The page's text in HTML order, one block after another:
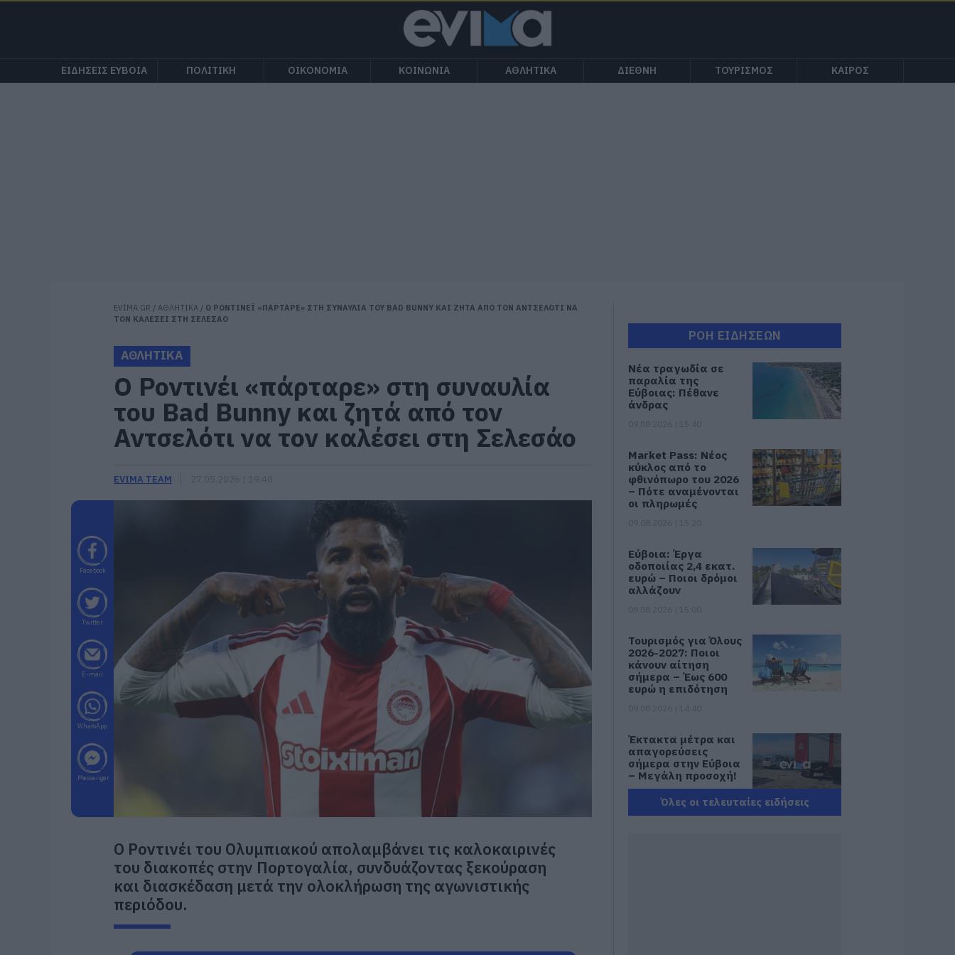
ΕΙΔΗΣΕΙΣ ΕΥΒΟΙΑ ΠΟΛΙΤΙΚΗ ΟΙΚΟΝΟΜΙΑ ΚΟΙΝΩΝΙΑ ΑΘΛΗΤΙΚΑ ΔΙΕΘΝΗ ΤΟΥΡΙΣΜΟΣ ΚΑΙΡΟΣ
EVIMA.GR / ΑΘΛΗΤΙΚΑ / Ο ΡΟΝΤΙΝΕΪ «ΠΑΡΤΑΡΕ» ΣΤΗ ΣΥΝΑΥΛΙΑ ΤΟΥ BAD BUNNY ΚΑΙ ΖΗΤΑ ΑΠΟ ΤΟΝ ΑΝΤΣΕΛΟΤΙ ΝΑ
ΤΟΝ ΚΑΛΕΣΕΙ ΣΤΗ ΣΕΛΕΣΑΟ
ΑΘΛΗΤΙΚΑ
Ο Ροντινέι «πάρταρε» στη συναυλία
του Bad Bunny και ζητά από τον
Αντσελότι να τον καλέσει στη Σελεσάο
EVIMA TEAM
Facebook
Twitter
E-mail
WhatsApp
Messenger
Ο Ροντινέι του Ολυμπιακού απολαμβάνει τις καλοκαιρινές
του διακοπές στην Πορτογαλία, συνδυάζοντας ξεκούραση
και διασκέδαση μετά την ολοκλήρωση της αγωνιστικής
περιόδου.
ΡΟΗ ΕΙΔΗΣΕΩΝ
Νέα τραγωδία σε
παραλία της
Εύβοιας: Πέθανε
άνδρας
Market Pass: Νέος
κύκλος από το
φθινόπωρο του 2026
– Πότε αναμένονται
οι πληρωμές
Εύβοια: Έργα
οδοποιίας 2,4 εκατ.
ευρώ – Ποιοι δρόμοι
αλλάζουν
Τουρισμός για Όλους
2026-2027: Ποιοι
κάνουν αίτηση
σήμερα – Έως 600
ευρώ η επιδότηση
Έκτακτα μέτρα και
απαγορεύσεις
σήμερα στην Εύβοια
– Μεγάλη προσοχή!
09.08.2026 | 14:20
Όλες οι τελευταίες ειδήσεις